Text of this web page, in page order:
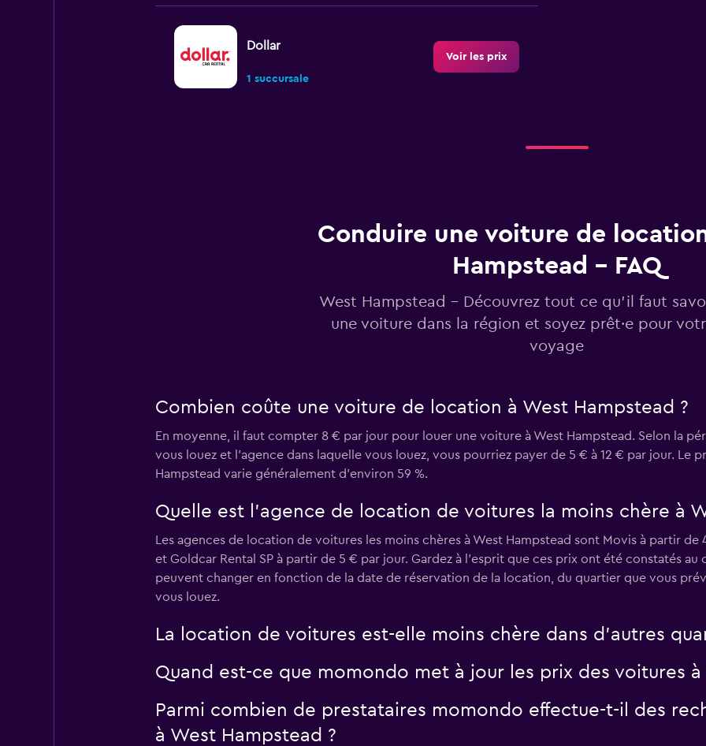
Dollar
1 succursale
Voir les prix
Voir les prix
Thrifty
Voir les prix
Conduire une voiture de
Hampstead - FAQ
West Hampstead - Découvrez tout ce qu’il faut
une voiture dans la région et soyez prêt·e pour
voyage
Combien coûte une voiture de location à West Hampstead ?
En moyenne, il faut compter 8 € par jour pour louer une voiture à West Hampstead. Selon la
vous louez et l'agence dans laquelle vous louez, vous pourriez payer de 5 € à 12 € par jour. Le
Hampstead varie généralement d'environ 59 %.
Quelle est l’agence de location de voitures la moins chère à
Les agences de location de voitures les moins chères à West Hampstead sont Movis à partir
et Goldcar Rental SP à partir de 5 € par jour. Gardez à l’esprit que ces prix ont été constatés au
peuvent changer en fonction de la date de réservation de la location, du quartier que vous
vous louez.
La location de voitures est-elle moins chère dans d’autres
Quand est-ce que momondo met à jour les prix des voitures à
Parmi combien de prestataires momondo effectue-t-il des
à West Hampstead ?